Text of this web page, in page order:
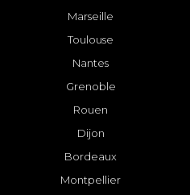
Marseille
Toulouse
Nantes
Grenoble
Rouen
Dijon
Bordeaux
Montpellier